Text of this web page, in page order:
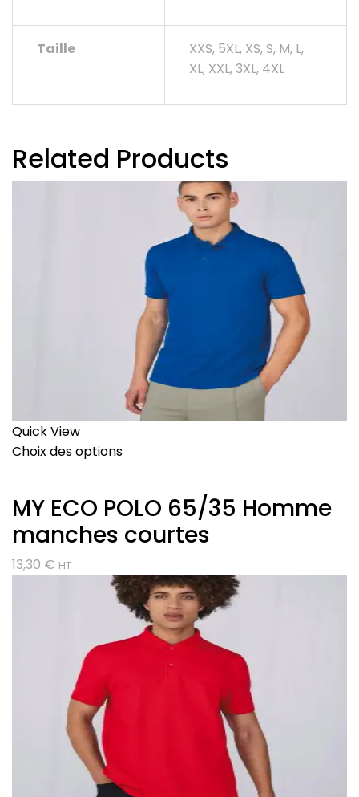
Taille
XXS, 5XL, XS, S, M, L,
XL, XXL, 3XL, 4XL
Related Products
Quick View
Choix des options
MY ECO POLO 65/35 Homme
manches courtes
13,30 € HT